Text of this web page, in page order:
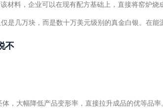
材料，企业可以在现有配方基础上，直接将窑炉烧
几万块，而是数十万美元级别的真金白银。在能
不
，大幅降低产品变形率，直接拉升成品的优等品率